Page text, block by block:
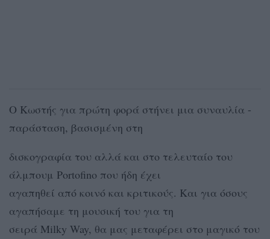
Ο Κωστής για πρώτη φορά στήνει μια συναυλία -
παράσταση, βασισμένη στη
δισκογραφία του αλλά και στο τελευταίο του
άλμπουμ Portofino που ήδη έχει
αγαπηθεί από κοινό και κριτικούς. Και για όσους
αγαπήσαμε τη μουσική του για τη
σειρά Milky Way, θα μας μεταφέρει στο μαγικό του